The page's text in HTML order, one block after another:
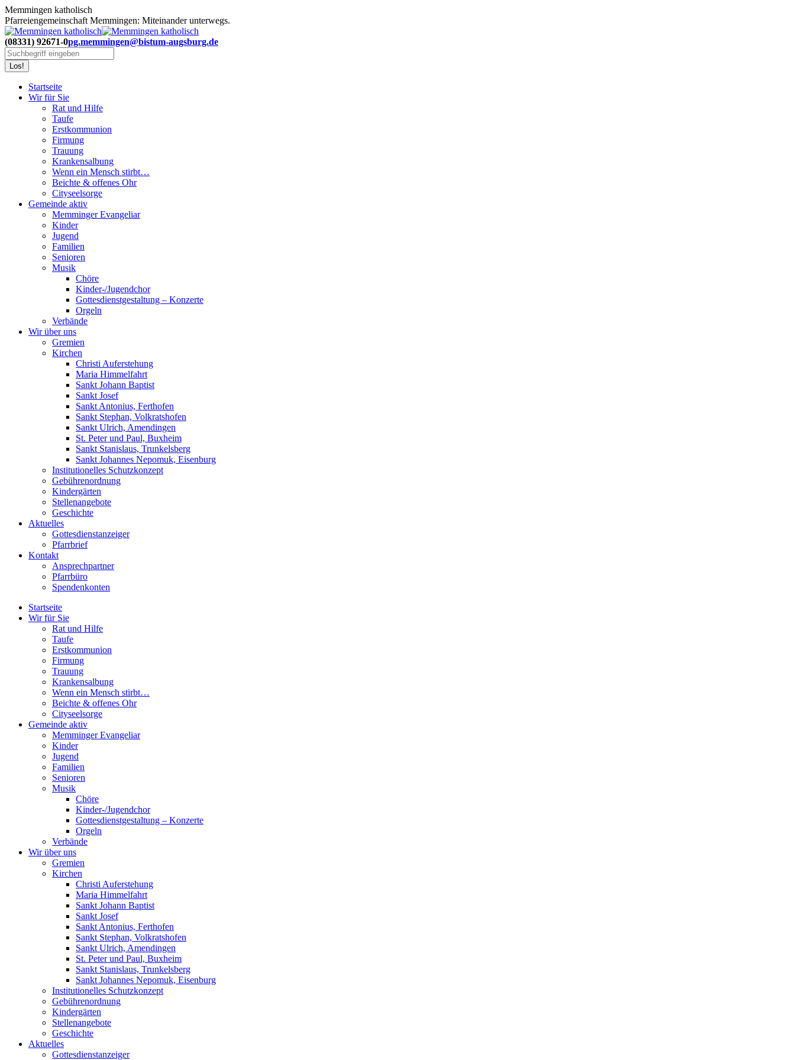
Zum
Inhalt
springen
Memmingen katholisch
Pfarreiengemeinschaft Memmingen: Miteinander unterwegs.
(08331) 92671-0pg.memmingen@bistum-augsburg.de
Search:
Startseite
Wir für Sie
Rat und Hilfe
Taufe
Erstkommunion
Firmung
Trauung
Krankensalbung
Wenn ein Mensch stirbt…
Beichte & offenes Ohr
Cityseelsorge
Gemeinde aktiv
Memminger Evangeliar
Kinder
Jugend
Familien
Senioren
Musik
Chöre
Kinder-/Jugendchor
Gottesdienstgestaltung – Konzerte
Orgeln
Verbände
Wir über uns
Gremien
Kirchen
Christi Auferstehung
Maria Himmelfahrt
Sankt Johann Baptist
Sankt Josef
Sankt Antonius, Ferthofen
Sankt Stephan, Volkratshofen
Sankt Ulrich, Amendingen
St. Peter und Paul, Buxheim
Sankt Stanislaus, Trunkelsberg
Sankt Johannes Nepomuk, Eisenburg
Institutionelles Schutzkonzept
Gebührenordnung
Kindergärten
Stellenangebote
Geschichte
Aktuelles
Gottesdienstanzeiger
Pfarrbrief
Kontakt
Ansprechpartner
Pfarrbüro
Spendenkonten
Startseite
Wir für Sie
Rat und Hilfe
Taufe
Erstkommunion
Firmung
Trauung
Krankensalbung
Wenn ein Mensch stirbt…
Beichte & offenes Ohr
Cityseelsorge
Gemeinde aktiv
Memminger Evangeliar
Kinder
Jugend
Familien
Senioren
Musik
Chöre
Kinder-/Jugendchor
Gottesdienstgestaltung – Konzerte
Orgeln
Verbände
Wir über uns
Gremien
Kirchen
Christi Auferstehung
Maria Himmelfahrt
Sankt Johann Baptist
Sankt Josef
Sankt Antonius, Ferthofen
Sankt Stephan, Volkratshofen
Sankt Ulrich, Amendingen
St. Peter und Paul, Buxheim
Sankt Stanislaus, Trunkelsberg
Sankt Johannes Nepomuk, Eisenburg
Institutionelles Schutzkonzept
Gebührenordnung
Kindergärten
Stellenangebote
Geschichte
Aktuelles
Gottesdienstanzeiger